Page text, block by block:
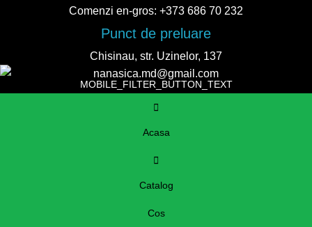
Comenzi en-gros: +373 686 70 232
Punct de preluare
Chisinau, str. Uzinelor, 137
nanasica.md@gmail.com
MOBILE_FILTER_BUTTON_TEXT
Acasa
Catalog
Cos